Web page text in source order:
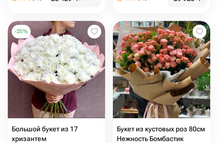
-25%
Большой букет из 17
хризантем
Букет из кустовых роз 80см
Нежность Бомбастик